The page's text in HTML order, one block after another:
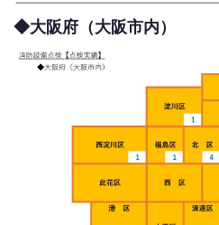
◆大阪府（大阪市内）